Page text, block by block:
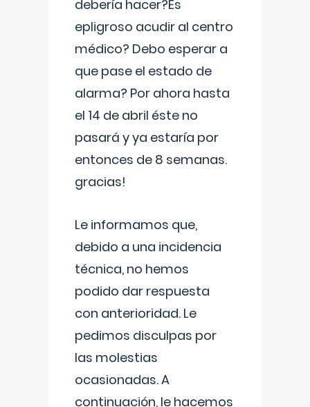
debería hacer?Es
epligroso acudir al centro
médico? Debo esperar a
que pase el estado de
alarma? Por ahora hasta
el 14 de abril éste no
pasará y ya estaría por
entonces de 8 semanas.
gracias!
Le informamos que,
debido a una incidencia
técnica, no hemos
podido dar respuesta
con anterioridad. Le
pedimos disculpas por
las molestias
ocasionadas. A
continuación, le hacemos